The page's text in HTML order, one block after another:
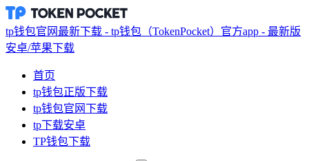
tp钱包官网最新下载 - tp钱包（TokenPocket）官方app - 最新版
安卓/苹果下载
首页
tp钱包正版下载
tp钱包官网下载
tp下载安卓
TP钱包下载